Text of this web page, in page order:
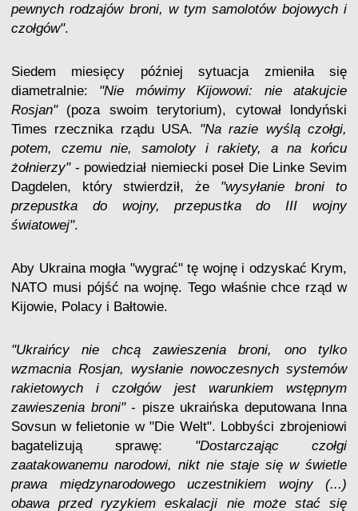
pewnych rodzajów broni, w tym samolotów bojowych i
czołgów".
Siedem miesięcy później sytuacja zmieniła się
diametralnie: "Nie mówimy Kijowowi: nie atakujcie
Rosjan"(poza swoim terytorium), cytował londyński
Times rzecznika rządu USA. "Na razie wyślą czołgi,
potem, czemu nie, samoloty i rakiety, a na końcu
żołnierzy"- powiedział niemiecki poseł Die Linke Sevim
Dagdelen, który stwierdził, że "wysyłanie broni to
przepustka do wojny, przepustka do III wojny
światowej".
Aby Ukraina mogła "wygrać" tę wojnę i odzyskać Krym,
NATO musi pójść na wojnę. Tego właśnie chce rząd w
Kijowie, Polacy i Bałtowie.
"Ukraińcy nie chcą zawieszenia broni, ono tylko
wzmacnia Rosjan, wysłanie nowoczesnych systemów
rakietowych i czołgów jest warunkiem wstępnym
zawieszenia broni"- pisze ukraińska deputowana Inna
Sovsun w felietonie w "Die Welt". Lobbyści zbrojeniowi
bagatelizują sprawę: "Dostarczając czołgi
zaatakowanemu narodowi, nikt nie staje się w świetle
prawa międzynarodowego uczestnikiem wojny (...)
obawa przed ryzykiem eskalacji nie może stać się